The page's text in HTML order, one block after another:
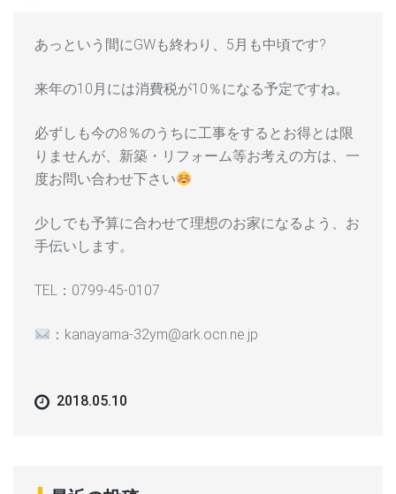
あっという間にGWも終わり、5月も中頃です?
来年の10月には消費税が10％になる予定ですね。
必ずしも今の8％のうちに工事をするとお得とは限
りませんが、新築・リフォーム等お考えの方は、一
度お問い合わせ下さい
少しでも予算に合わせて理想のお家になるよう、お
手伝いします。
TEL：0799-45-0107
：kanayama-32ym@ark.ocn.ne.jp
2018.05.10